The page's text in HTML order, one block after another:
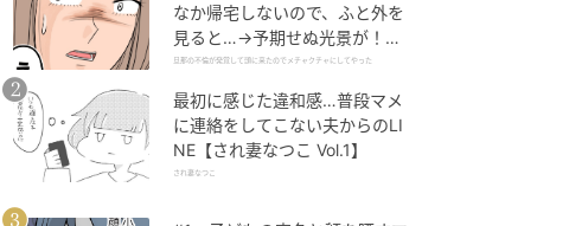
なか帰宅しないので、ふと外を
見ると…→予期せぬ光景が！｜
旦那の不倫が発覚して頭に来た
旦那の不倫が発覚して頭に来たのでメチャクチャにしてやった
最初に感じた違和感…普段マメ
に連絡をしてこない夫からのLI
NE【され妻なつこ Vol.1】
され妻なつこ